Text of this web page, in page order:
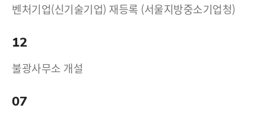
벤처기업(신기술기업) 재등록 (서울지방중소기업청)
12
불광사무소 개설
07